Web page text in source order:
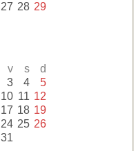
27 28 29
v s d
3 4 5
10 11 12
17 18 19
24 25 26
31